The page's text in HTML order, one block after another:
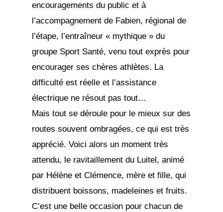
encouragements du public et à
l’accompagnement de Fabien, régional de
l’étape, l’entraîneur « mythique » du
groupe Sport Santé, venu tout exprès pour
encourager ses chères athlètes. La
difficulté est réelle et l’assistance
électrique ne résout pas tout…
Mais tout se déroule pour le mieux sur des
routes souvent ombragées, ce qui est très
apprécié. Voici alors un moment très
attendu, le ravitaillement du Luitel, animé
par Hélène et Clémence, mère et fille, qui
distribuent boissons, madeleines et fruits.
C’est une belle occasion pour chacun de